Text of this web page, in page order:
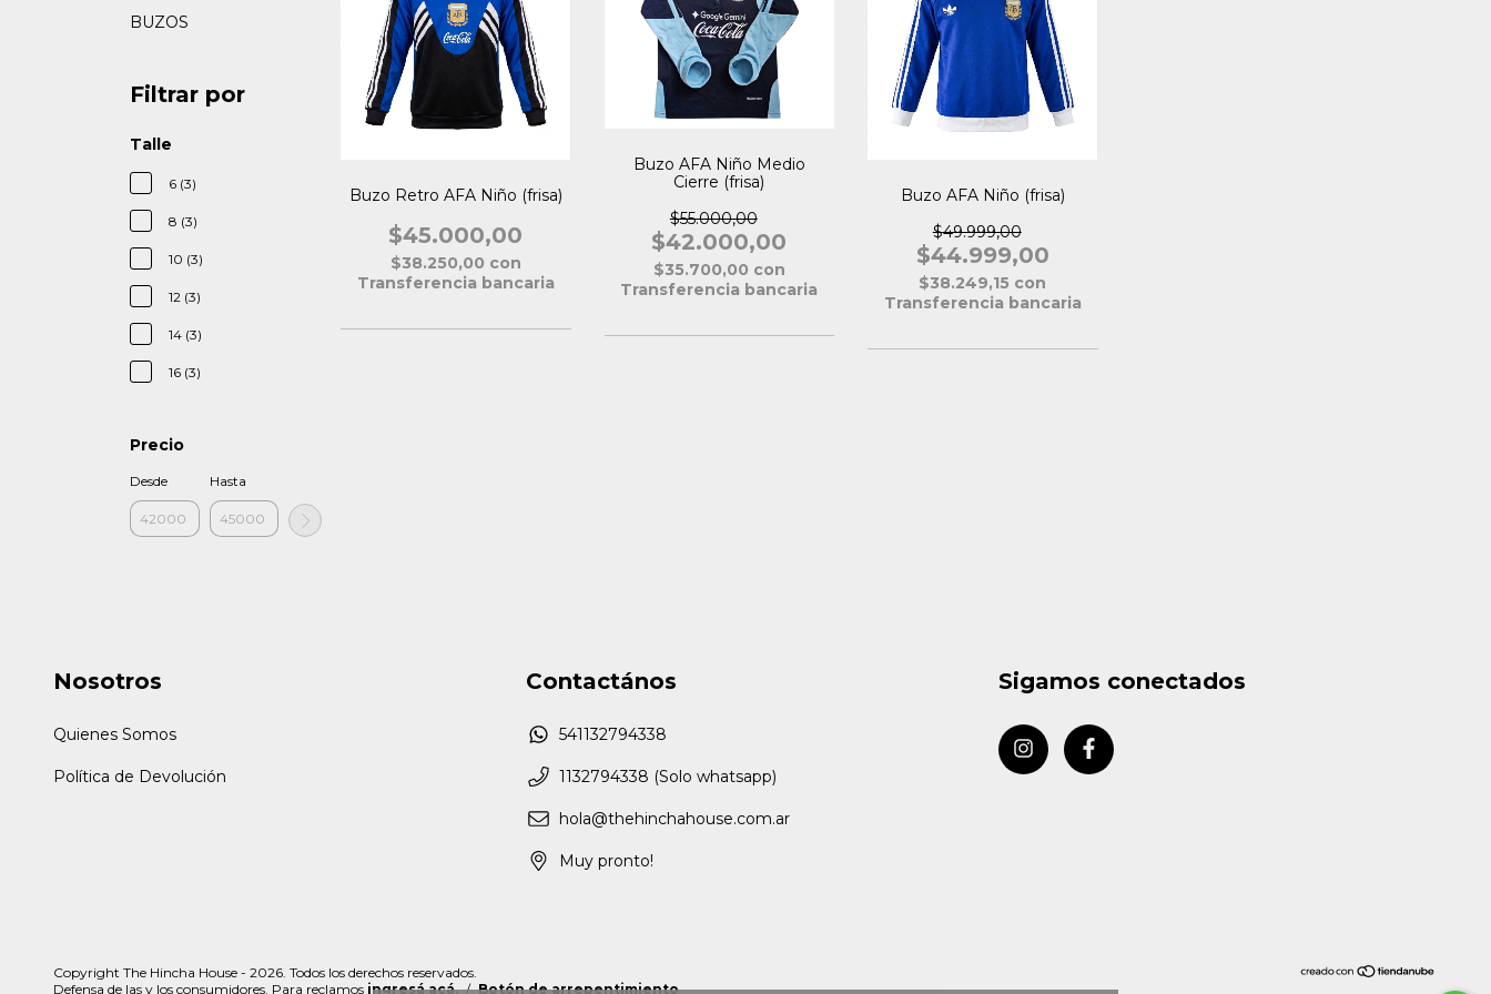
BUZOS
Filtrar por
Talle
6 (3)
8 (3)
10 (3)
12 (3)
14 (3)
16 (3)
Precio
Desde Hasta
Buzo Retro AFA Niño (frisa)
$45.000,00
$38.250,00 con
Transferencia bancaria
Buzo AFA Niño Medio
Cierre (frisa)
$55.000,00
$42.000,00
$35.700,00 con
Transferencia bancaria
Buzo AFA Niño (frisa)
$49.999,00
$44.999,00
$38.249,15 con
Transferencia bancaria
Nosotros
Quienes Somos
Política de Devolución
Contactános
541132794338
1132794338 (Solo whatsapp)
hola@thehinchahouse.com.ar
Muy pronto!
Sigamos conectados
Copyright The Hincha House - 2026. Todos los derechos reservados.
Defensa de las y los consumidores. Para reclamos ingresá acá. / Botón de arrepentimiento